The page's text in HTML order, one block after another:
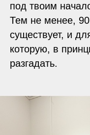
под твоим
Тем не менее,
существует, и
которую, в
разгадать.